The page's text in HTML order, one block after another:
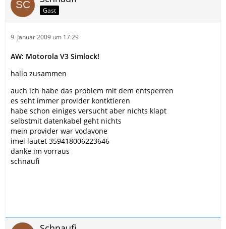
Gast
9. Januar 2009 um 17:29
AW: Motorola V3 Simlock!
hallo zusammen
auch ich habe das problem mit dem entsperren
es seht immer provider kontktieren
habe schon einiges versucht aber nichts klapt
selbstmit datenkabel geht nichts
mein provider war vodavone
imei lautet 359418006223646
danke im vorraus
schnaufi